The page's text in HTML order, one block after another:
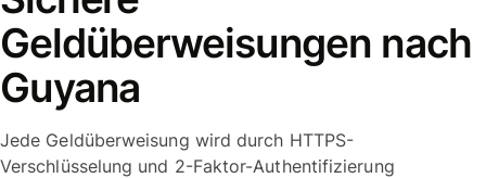
Geldüberweisungen nach
Guyana
Jede Geldüberweisung wird durch HTTPS-
Verschlüsselung und 2-Faktor-Authentifizierung